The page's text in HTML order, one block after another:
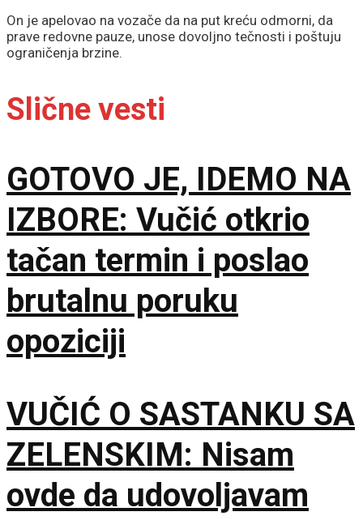
On je apelovao na vozače da na put kreću odmorni, da
prave redovne pauze, unose dovoljno tečnosti i poštuju
ograničenja brzine.
Slične vesti
GOTOVO JE, IDEMO NA
IZBORE: Vučić otkrio
tačan termin i poslao
brutalnu poruku
opoziciji
VUČIĆ O SASTANKU SA
ZELENSKIM: Nisam
ovde da udovoljavam